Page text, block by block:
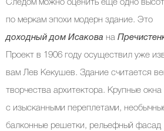
Следом можно оценить еще одно
по меркам эпохи модерн здание. Это
доходный дом Исакова на
Проект в 1906 году осуществил уже
вам Лев Кекушев. Здание считается
творчества архитектора. Крупные окна
с изысканными переплетами,
балконные решетки, рельефный фасад